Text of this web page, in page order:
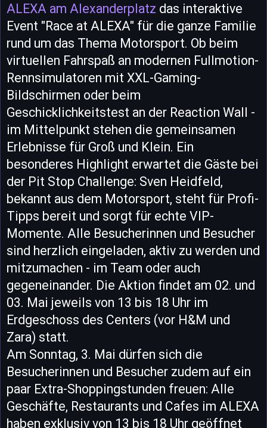
ALEXA am Alexanderplatz das interaktive
Event "Race at ALEXA" für die ganze Familie
rund um das Thema Motorsport. Ob beim
virtuellen Fahrspaß an modernen Fullmotion-
Rennsimulatoren mit XXL-Gaming-
Bildschirmen oder beim
Geschicklichkeitstest an der Reaction Wall -
im Mittelpunkt stehen die gemeinsamen
Erlebnisse für Groß und Klein. Ein
besonderes Highlight erwartet die Gäste bei
der Pit Stop Challenge: Sven Heidfeld,
bekannt aus dem Motorsport, steht für Profi-
Tipps bereit und sorgt für echte VIP-
Momente. Alle Besucherinnen und Besucher
sind herzlich eingeladen, aktiv zu werden und
mitzumachen - im Team oder auch
gegeneinander. Die Aktion findet am 02. und
03. Mai jeweils von 13 bis 18 Uhr im
Erdgeschoss des Centers (vor H&M und
Zara) statt.
Am Sonntag, 3. Mai dürfen sich die
Besucherinnen und Besucher zudem auf ein
paar Extra-Shoppingstunden freuen: Alle
Geschäfte, Restaurants und Cafes im ALEXA
haben exklusiv von 13 bis 18 Uhr geöffnet